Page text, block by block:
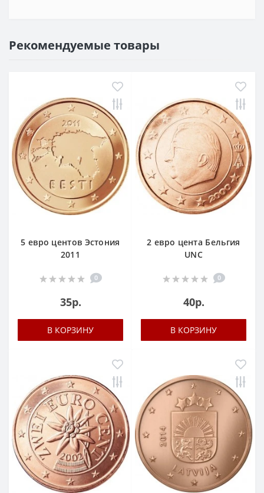
Рекомендуемые товары
5 евро центов Эстония
2011
0
35р.
В КОРЗИНУ
2 евро цента Бельгия
UNC
0
40р.
В КОРЗИНУ